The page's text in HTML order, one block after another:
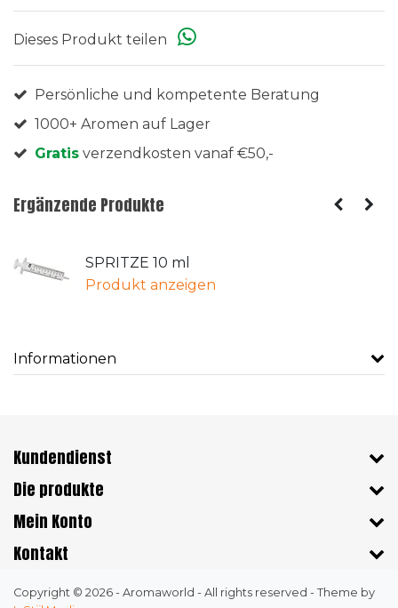
Dieses Produkt teilen
Persönliche und kompetente Beratung
1000+ Aromen auf Lager
Gratis verzendkosten vanaf €50,-
Ergänzende Produkte
SPRITZE 10 ml
Produkt anzeigen
Informationen
Kundendienst
Die produkte
Mein Konto
Kontakt
Copyright © 2026 - Aromaworld - All rights reserved - Theme by